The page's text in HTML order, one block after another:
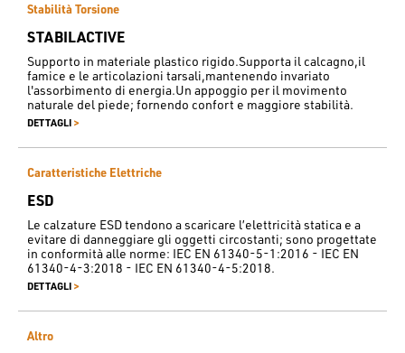
Stabilità Torsione
STABILACTIVE
Supporto in materiale plastico rigido.Supporta il calcagno,il
famice e le articolazioni tarsali,mantenendo invariato
l'assorbimento di energia.Un appoggio per il movimento
naturale del piede; fornendo confort e maggiore stabilità.
DETTAGLI >
Caratteristiche Elettriche
ESD
Le calzature ESD tendono a scaricare l’elettricità statica e a
evitare di danneggiare gli oggetti circostanti; sono progettate
in conformità alle norme: IEC EN 61340-5-1:2016 - IEC EN
61340-4-3:2018 - IEC EN 61340-4-5:2018.
DETTAGLI >
Altro